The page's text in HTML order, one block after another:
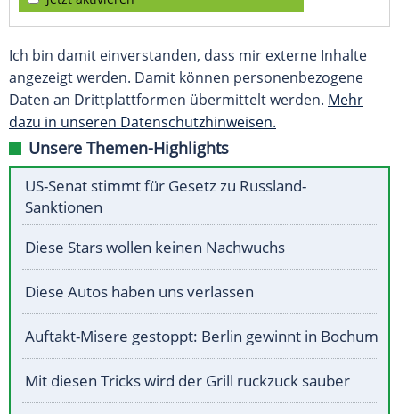
Ich bin damit einverstanden, dass mir externe Inhalte
angezeigt werden. Damit können personenbezogene
Daten an Drittplattformen übermittelt werden. Mehr
dazu in unseren Datenschutzhinweisen.
Unsere Themen-Highlights
US-Senat stimmt für Gesetz zu Russland-
Sanktionen
Diese Stars wollen keinen Nachwuchs
Diese Autos haben uns verlassen
Auftakt-Misere gestoppt: Berlin gewinnt in Bochum
Mit diesen Tricks wird der Grill ruckzuck sauber